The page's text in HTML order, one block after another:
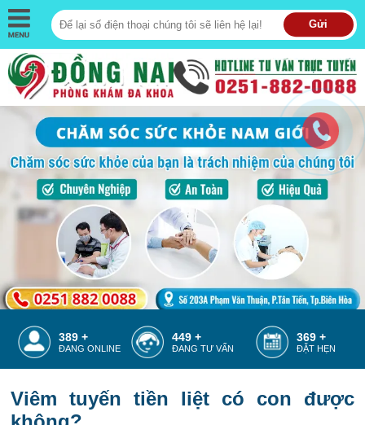
Gửi
389 +
ĐANG ONLINE
449 +
ĐANG TƯ VẤN
369 +
ĐẶT HẸN
Viêm tuyến tiền liệt có con được